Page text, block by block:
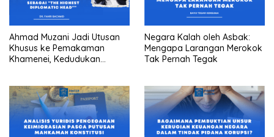
Ahmad Muzani Jadi Utusan
Khusus ke Pemakaman
Khamenei, Kedudukan
diplomatic head””
Negara Kalah oleh Asbak:
Mengapa Larangan Merokok
Tak Pernah Tegak